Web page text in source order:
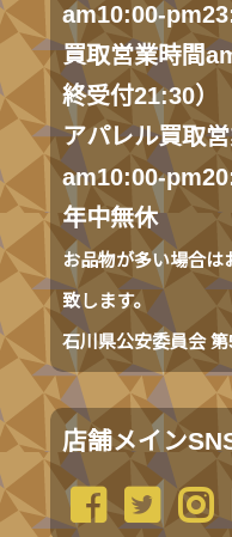
am10:00-
買取営業時間
終受付21:30）
アパレル買取
am10:00-
年中無休
お品物が多い場合は
致します。
石川県公安委員会
店舗メイン